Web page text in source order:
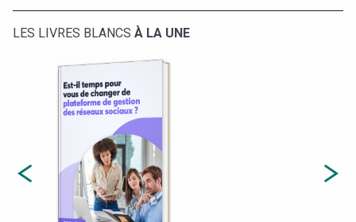
LES LIVRES BLANCS À LA UNE